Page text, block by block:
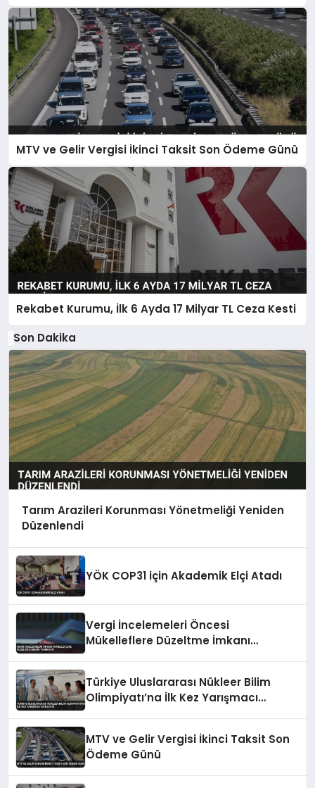
MTV ve Gelir Vergisi İkinci Taksit Son Ödeme Günü
Rekabet Kurumu, İlk 6 Ayda 17 Milyar TL Ceza Kesti
Son Dakika
Tarım Arazileri Korunması Yönetmeliği Yeniden
Düzenlendi
YÖK COP31 için Akademik Elçi Atadı
Vergi İncelemeleri Öncesi
Mükelleflere Düzeltme İmkanı
Türkiye Uluslararası Nükleer Bilim
Olimpiyatı’na İlk Kez Yarışmacı
MTV ve Gelir Vergisi İkinci Taksit Son
Ödeme Günü